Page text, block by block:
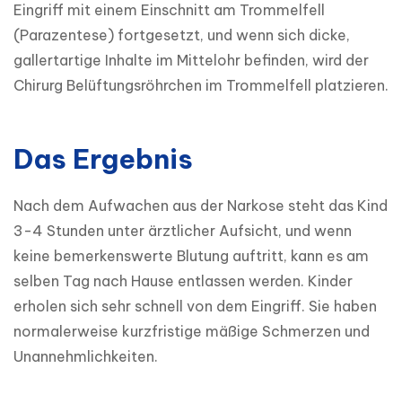
Eingriff mit einem Einschnitt am Trommelfell
(Parazentese) fortgesetzt, und wenn sich dicke,
gallertartige Inhalte im Mittelohr befinden, wird der
Chirurg Belüftungsröhrchen im Trommelfell platzieren.
Das Ergebnis
Nach dem Aufwachen aus der Narkose steht das Kind
3-4 Stunden unter ärztlicher Aufsicht, und wenn
keine bemerkenswerte Blutung auftritt, kann es am
selben Tag nach Hause entlassen werden. Kinder
erholen sich sehr schnell von dem Eingriff. Sie haben
normalerweise kurzfristige mäßige Schmerzen und
Unannehmlichkeiten.